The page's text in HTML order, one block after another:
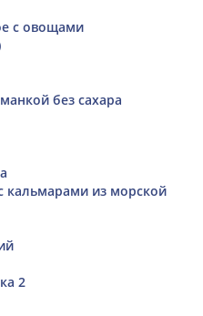
с овощами
без сахара
кальмарами из морской
2